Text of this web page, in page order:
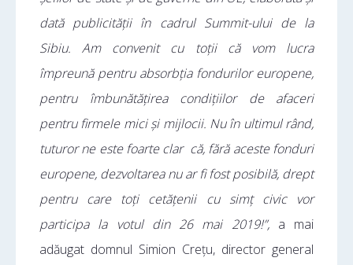
dată publicității în cadrul Summit-ului de la
Sibiu. Am convenit cu toții că vom lucra
împreună pentru absorbția fondurilor europene,
pentru îmbunătățirea condițiilor de afaceri
pentru firmele mici și mijlocii. Nu în ultimul rând,
tuturor ne este foarte clar că, fără aceste fonduri
europene, dezvoltarea nu ar fi fost posibilă, drept
pentru care toți cetățenii cu simț civic vor
participa la votul din 26 mai 2019!”, a mai
adăugat domnul Simion Crețu, director general